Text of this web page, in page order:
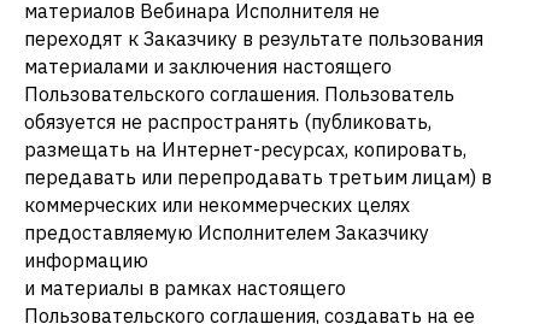
материалов Вебинара Исполнителя не
переходят к Заказчику в результате пользования
материалами и заключения настоящего
Пользовательского соглашения. Пользователь
обязуется не распространять (публиковать,
размещать на Интернет-ресурсах, копировать,
передавать или перепродавать третьим лицам) в
коммерческих или некоммерческих целях
предоставляемую Исполнителем Заказчику
информацию
и материалы в рамках настоящего
Пользовательского соглашения, создавать на ее